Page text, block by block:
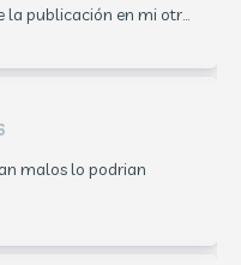
la publicación en mi otr...
malos lo podrian